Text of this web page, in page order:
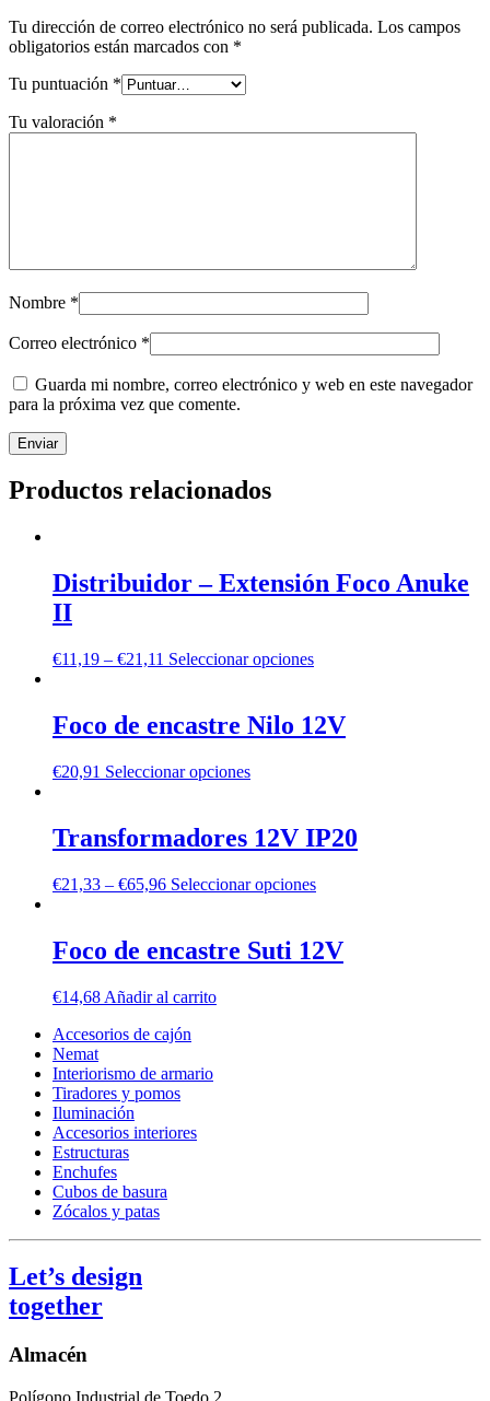
Tu dirección de correo electrónico no será publicada. Los campos
obligatorios están marcados con *
Tu puntuación *
Tu valoración *
Nombre *
Correo electrónico *
Guarda mi nombre, correo electrónico y web en este navegador
para la próxima vez que comente.
Productos relacionados
Distribuidor – Extensión Foco Anuke
II
€11,19 – €21,11 Seleccionar opciones
Foco de encastre Nilo 12V
€20,91 Seleccionar opciones
Transformadores 12V IP20
€21,33 – €65,96 Seleccionar opciones
Foco de encastre Suti 12V
€14,68 Añadir al carrito
Accesorios de cajón
Nemat
Interiorismo de armario
Tiradores y pomos
Iluminación
Accesorios interiores
Estructuras
Enchufes
Cubos de basura
Zócalos y patas
Let’s design
together
Almacén
Polígono Industrial de Toedo 2,